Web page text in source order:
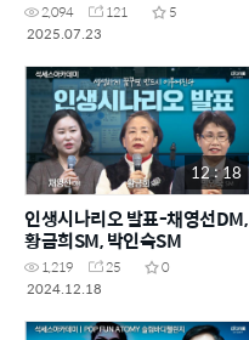
2,094 121
5
2025.07.23
12 : 18
인생시나리오 발표-채영선DM,
황금희SM, 박인숙SM
1,219 25
0
2024.12.18